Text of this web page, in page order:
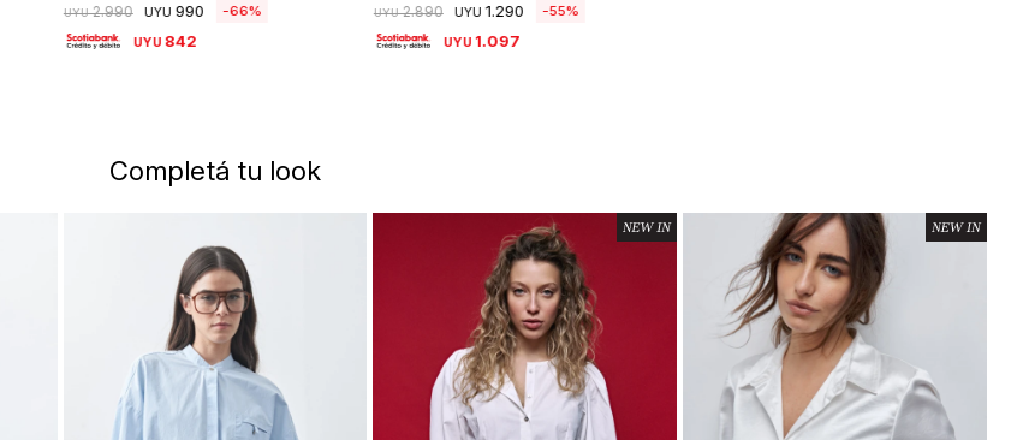
UYU 2.990 UYU 990 66
UYU 842
UYU 2.890 UYU 1.290 55
UYU 1.097
Completá tu look